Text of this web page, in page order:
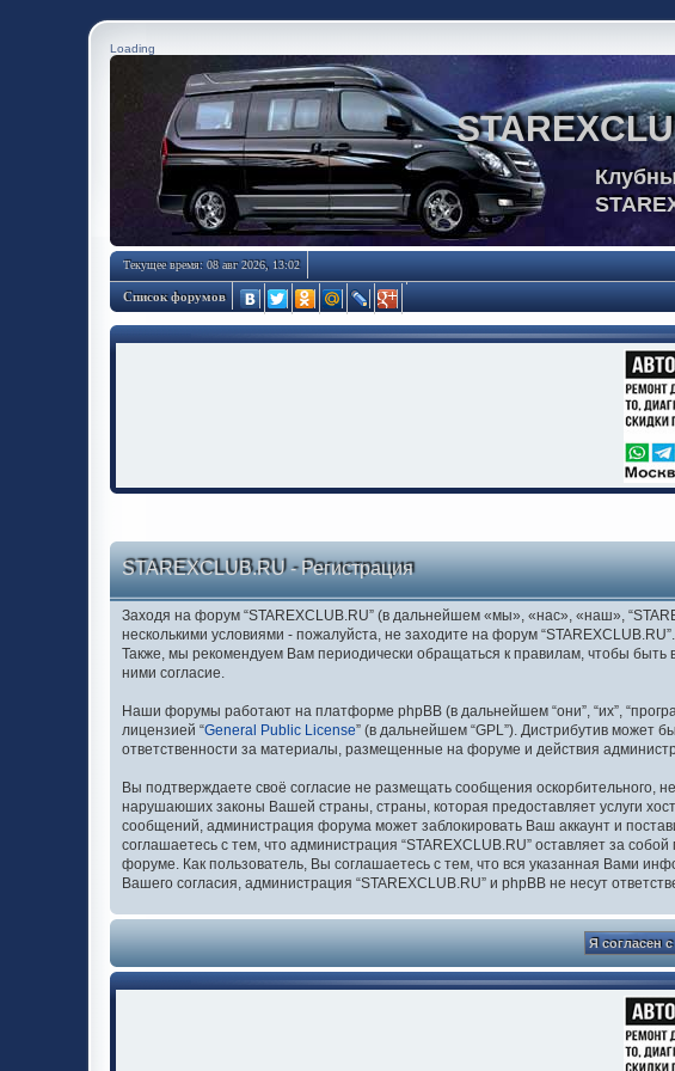
Loading
Текущее время: 08 авг 2026, 13:02
Список форумов
STAREXCLUB.RU - Регистрация
Заходя на форум “STAREXCLUB.RU” (в дальнейшем «мы», «нас», «наш»,
несколькими условиями - пожалуйста, не заходите на форум
Также, мы рекомендуем Вам периодически обращаться к правилам, чтобы
ними согласие.
Наши форумы работают на платформе phpBB (в дальнейшем “они”, “их”,
лицензией “General Public License” (в дальнейшем “GPL”). Дистрибутив может
ответственности за материалы, размещенные на форуме и действия
Вы подтверждаете своё согласие не размещать сообщения оскорбительного,
нарушаюших законы Вашей страны, страны, которая предоставляет услуги
сообщений, администрация форума может заблокировать Ваш аккаунт и
соглашаетесь с тем, что администрация “STAREXCLUB.RU” оставляет за
форуме. Как пользователь, Вы соглашаетесь с тем, что вся указанная Вами
Вашего согласия, администрация “STAREXCLUB.RU” и phpBB не несут